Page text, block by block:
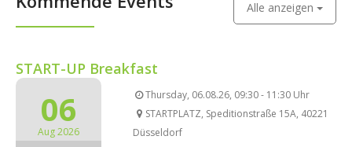
Alle anzeigen
START-UP Breakfast
06
Aug 2026
Thursday, 06.08.26, 09:30 - 11:30 Uhr
STARTPLATZ, Speditionstraße 15A, 40221
Düsseldorf